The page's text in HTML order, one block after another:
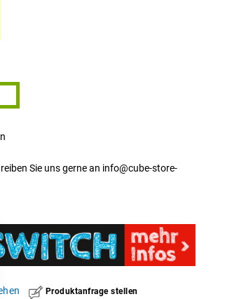
Sie uns gerne an info@cube-store-
Produktanfrage stellen